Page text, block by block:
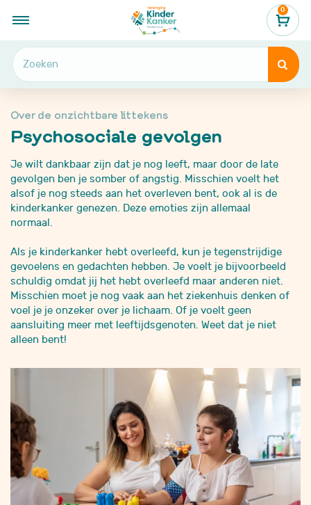
0

Over de onzichtbare littekens
Psychosociale gevolgen
Je wilt dankbaar zijn dat je nog leeft, maar door de late
gevolgen ben je somber of angstig. Misschien voelt het
alsof je nog steeds aan het overleven bent, ook al is de
kinderkanker genezen. Deze emoties zijn allemaal
normaal.
Als je kinderkanker hebt overleefd, kun je tegenstrijdige
gevoelens en gedachten hebben. Je voelt je bijvoorbeeld
schuldig omdat jij het hebt overleefd maar anderen niet.
Misschien moet je nog vaak aan het ziekenhuis denken of
voel je je onzeker over je lichaam. Of je voelt geen
aansluiting meer met leeftijdsgenoten. Weet dat je niet
alleen bent!